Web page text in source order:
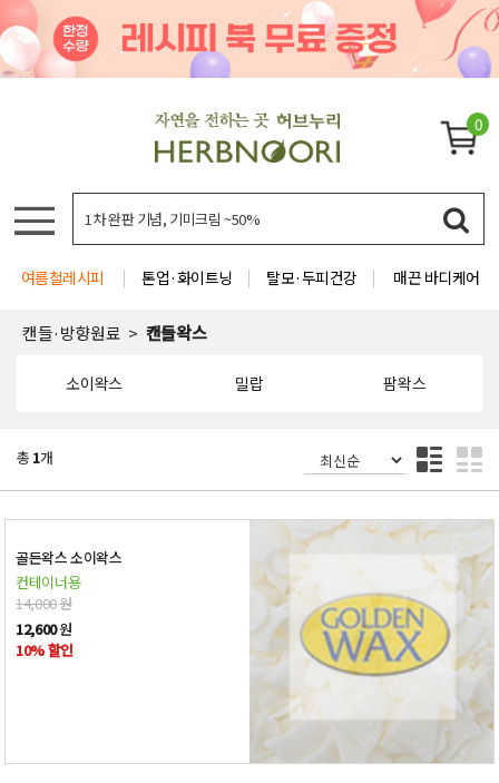
0
여름철레시피 톤업·화이트닝 탈모·두피건강 매끈 바디케어
캔들·방향원료 캔들왁스
소이왁스 밀랍 팜왁스
총 1개
골든왁스 소이왁스
컨테이너용
14,000원
12,600원
10% 할인